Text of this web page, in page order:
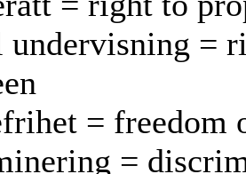
=
= freedom
=